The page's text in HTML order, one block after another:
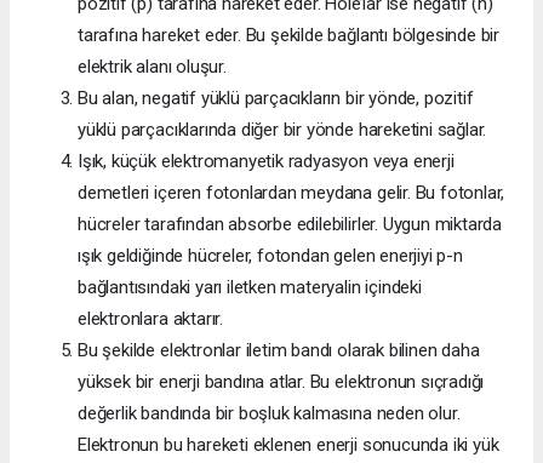
tarafına hareket eder. Bu şekilde bağlantı bölgesinde bir
elektrik alanı oluşur.
Bu alan, negatif yüklü parçacıkların bir yönde, pozitif
yüklü parçacıklarında diğer bir yönde hareketini sağlar.
Işık, küçük elektromanyetik radyasyon veya enerji
demetleri içeren fotonlardan meydana gelir. Bu fotonlar,
hücreler tarafından absorbe edilebilirler. Uygun miktarda
ışık geldiğinde hücreler, fotondan gelen enerjiyi p-n
bağlantısındaki yarı iletken materyalin içindeki
elektronlara aktarır.
Bu şekilde elektronlar iletim bandı olarak bilinen daha
yüksek bir enerji bandına atlar. Bu elektronun sıçradığı
değerlik bandında bir boşluk kalmasına neden olur.
Elektronun bu hareketi eklenen enerji sonucunda iki yük